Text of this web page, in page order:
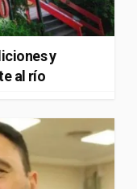
y
al río